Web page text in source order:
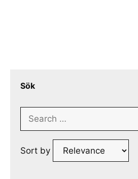
Sök
Search
Sort by